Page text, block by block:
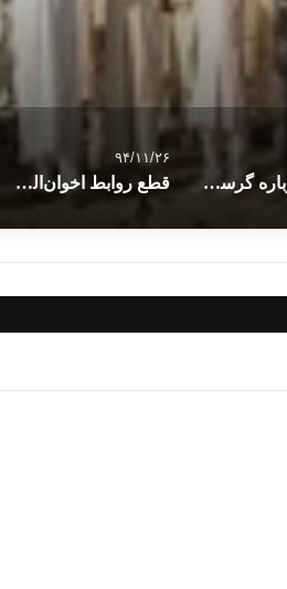
حقایقی درباره گرسنگی در جهان
۹۴/۱۱/۲۶
قطع روابط اخوان‌المسلمین اردن با شاخه مصر